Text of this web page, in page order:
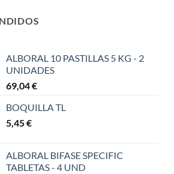
ALBORAL 10 PASTILLAS 5 KG - 2
UNIDADES
69,04€
BOQUILLA TL
5,45€
ALBORAL BIFASE SPECIFIC
TABLETAS - 4 UND